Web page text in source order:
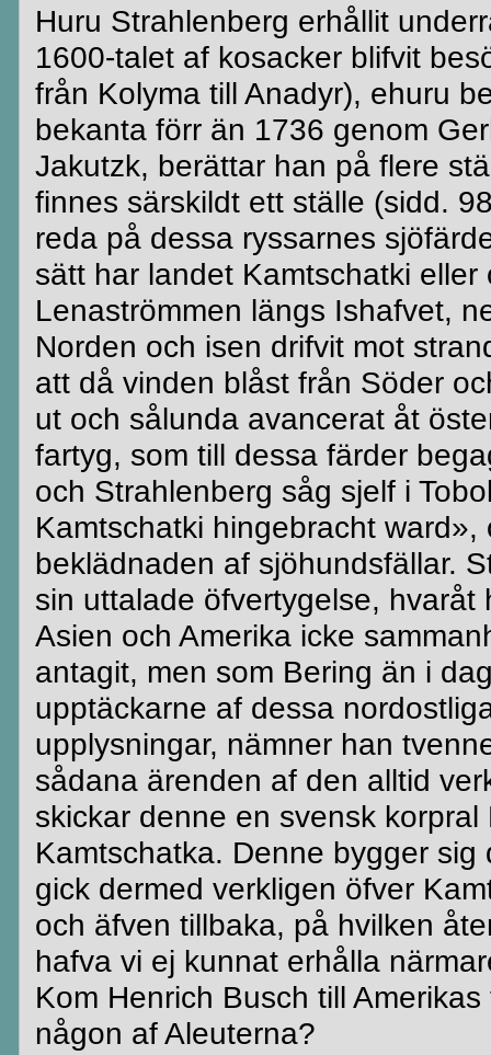
Huru Strahlenberg erhållit
1600-talet af kosacker blifvit
från Kolyma till Anadyr), ehuru
bekanta förr än 1736 genom
Jakutzk, berättar han på flere
finnes särskildtett ställe (sidd.
reda på dessa ryssarnes
sätt har landet Kamtschatki eller
Lenaströmmen längs Ishafvet,
Norden och isen drifvitmot
att då vinden blåst från Söder
ut och sålunda avancerat åt
fartyg, som till dessa färder
och Strahlenberg såg sjelfi
Kamtschatki hingebracht ward»,
beklädnaden af sjöhundsfällar.
sin uttalade öfvertygelse, hvaråt
Asien och Amerika icke
antagit, men som Bering än i
upptäckarne af dessa
upplysningar, nämner han
sådana ärenden af den alltid
skickar denne en svensk korpral
Kamtschatka. Denne bygger sig
gick dermed verkligen öfver
och äfven tillbaka, på hvilken
hafva vi ej kunnat erhålla
Kom Henrich Busch till
någon af Aleuterna?